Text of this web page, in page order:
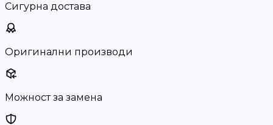
Сигурна достава
Оригинални производи
Можност за замена